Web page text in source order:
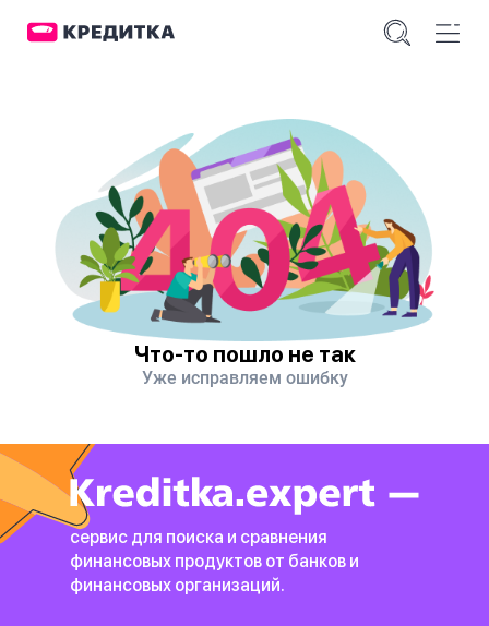
Что-то пошло не так
Уже исправляем ошибку
сервис для поиска и сравнения
финансовых продуктов от банков и
финансовых организаций.